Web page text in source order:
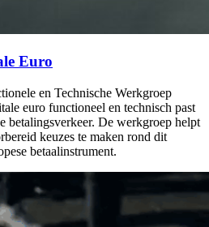
Euro
en Technische Werkgroep
euro functioneel en technisch past
betalingsverkeer. De werkgroep helpt
keuzes te maken rond dit
betaalinstrument.